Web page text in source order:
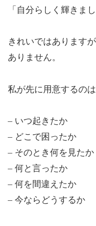
「自分らしく輝きまし
きれいではあります
ありません。
私が先に用意するの
– いつ起きたか
– どこで困ったか
– そのとき何を見たか
– 何と言ったか
– 何を間違えたか
– 今ならどうするか